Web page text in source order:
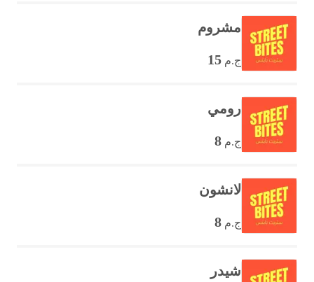
مشروم
ج.م 15
رومي
ج.م 8
لانشون
ج.م 8
شيدر